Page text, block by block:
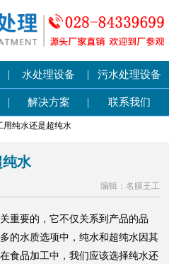
| 水处理设备 | 污水处理设备
| 解决方案 | 联系我们
用纯水还是超纯水
纯水
编辑：名膜王工
重要的，它不仅关系到产品的品
的水质选项中，纯水和超纯水因其
食品加工中，我们应该选择纯水还